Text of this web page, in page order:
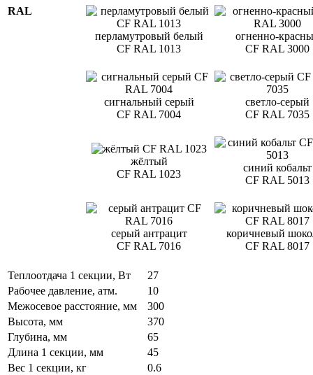
RAL
перламутровый белый
CF RAL 1013
огненно-
CF RAL 3000
сигнальный серый
CF RAL 7004
светло-серый
CF RAL 7035
жёлтый
CF RAL 1023
синий кобальт
CF RAL 5013
серый антрацит
CF RAL 7016
коричневый
CF RAL 8017
Теплоотдача 1 секции, Вт
27
Рабочее давление, атм.
10
Межосевое расстояние, мм
300
Высота, мм
370
Глубина, мм
65
Длина 1 секции, мм
45
Вес 1 секции, кг
0.6